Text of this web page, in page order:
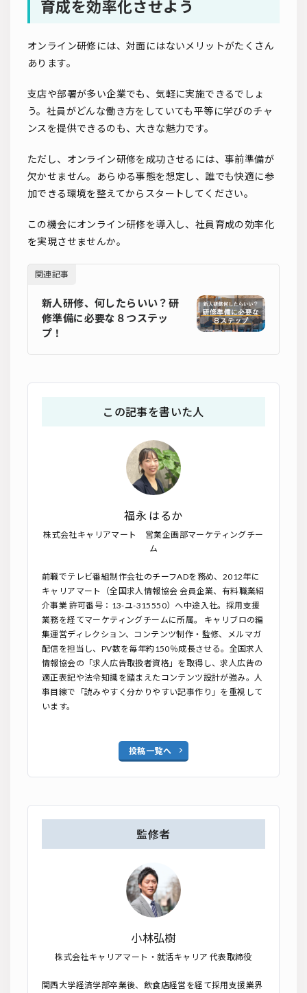
育成を効率化させよう
オンライン研修には、対面にはないメリットがたくさん
あります。
支店や部署が多い企業でも、気軽に実施できるでしょ
う。社員がどんな働き方をしていても平等に学びのチャ
ンスを提供できるのも、大きな魅力です。
ただし、オンライン研修を成功させるには、事前準備が
欠かせません。あらゆる事態を想定し、誰でも快適に参
加できる環境を整えてからスタートしてください。
この機会にオンライン研修を導入し、社員育成の効率化
を実現させませんか。
関連記事
新人研修、何したらいい？研
修準備に必要な８つステッ
プ！
この記事を書いた人
福永 はるか
株式会社キャリアマート 営業企画部マーケティングチー
ム
前職でテレビ番組制作会社のチーフADを務め、2012年に
キャリアマート（全国求人情報協会 会員企業、有料職業紹
介事業 許可番号：13-ユ-315550）へ中途入社。採用支援
業務を経てマーケティングチームに所属。 キャリブロの編
集運営ディレクション、コンテンツ制作・監修、メルマガ
配信を担当し、PV数を毎年約150％成長させる。全国求人
情報協会の「求人広告取扱者資格」を取得し、求人広告の
適正表記や法令知識を踏まえたコンテンツ設計が強み。人
事目線で「読みやすく分かりやすい記事作り」を重視して
います。
投稿一覧へ
監修者
小林弘樹
株式会社キャリアマート・就活キャリア 代表取締役
関西大学経済学部卒業後、飲食店経営を経て採用支援業界